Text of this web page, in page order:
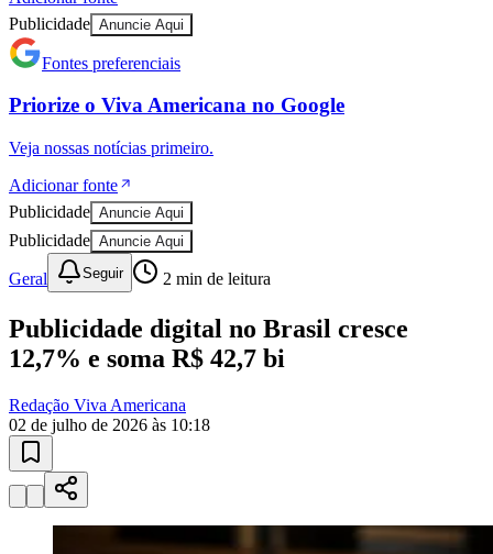
Vitória
Publicidade Anuncie Aqui
Fontes preferenciais
Priorize o Viva Americana no Google
Veja nossas notícias primeiro.
Adicionar fonte
Publicidade Anuncie Aqui
Publicidade Anuncie Aqui
Geral Seguir 2 min de leitura
Publicidade digital no Brasil cresce
12,7% e soma R$ 42,7 bi
Redação Viva Americana
02 de julho de 2026 às 10:18